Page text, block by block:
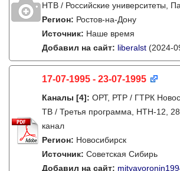
НТВ / Российские университеты,
Регион: Ростов-на-Дону
Источник: Наше время
Добавил на сайт: liberalst (2024-
17-07-1995 - 23-07-1995
Каналы [4]: ОРТ, РТР / ГТРК
ТВ / Третья программа, НТН-12,
канал
Регион: Новосибирск
Источник: Советская Сибирь
Добавил на сайт: